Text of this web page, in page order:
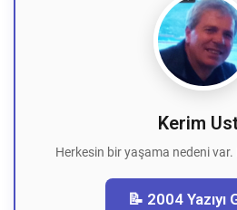
Kerim
Herkesin bir yaşama nedeni var.
📝 2004 Yazıyı